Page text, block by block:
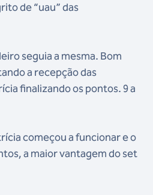
de “uau” das
seguia a mesma. Bom
a recepção das
finalizando os pontos. 9 a
começou a funcionar e o
a maior vantagem do set